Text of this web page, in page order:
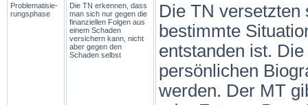
Problema­tisie­
rungs­phase
Die TN erkennen, dass
man sich nur gegen die
finanziellen Folgen aus
einem Schaden
versichern kann, nicht
aber gegen den
Schaden selbst
Die TN versetzten
bestimmte
entstanden ist.
persönlichen
werden. Der MT